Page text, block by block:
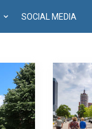
SOCIAL MEDIA